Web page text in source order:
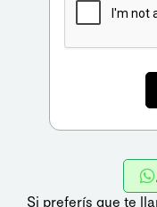
Si preferís que te